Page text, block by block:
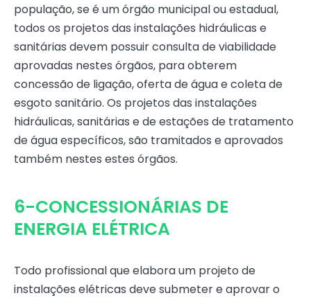
população, se é um órgão municipal ou estadual,
todos os projetos das instalações hidráulicas e
sanitárias devem possuir consulta de viabilidade
aprovadas nestes órgãos, para obterem
concessão de ligação, oferta de água e coleta de
esgoto sanitário. Os projetos das instalações
hidráulicas, sanitárias e de estações de tratamento
de água específicos, são tramitados e aprovados
também nestes estes órgãos.
6-CONCESSIONÁRIAS DE
ENERGIA ELÉTRICA
Todo profissional que elabora um projeto de
instalações elétricas deve submeter e aprovar o